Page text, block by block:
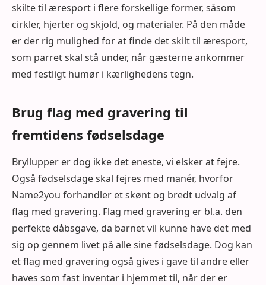
skilte til æresport i flere forskellige former, såsom
cirkler, hjerter og skjold, og materialer. På den måde
er der rig mulighed for at finde det skilt til æresport,
som parret skal stå under, når gæsterne ankommer
med festligt humør i kærlighedens tegn.
Brug flag med gravering til
fremtidens fødselsdage
Bryllupper er dog ikke det eneste, vi elsker at fejre.
Også fødselsdage skal fejres med manér, hvorfor
Name2you forhandler et skønt og bredt udvalg af
flag med gravering. Flag med gravering er bl.a. den
perfekte dåbsgave, da barnet vil kunne have det med
sig op gennem livet på alle sine fødselsdage. Dog kan
et flag med gravering også gives i gave til andre eller
haves som fast inventar i hjemmet til, når der er